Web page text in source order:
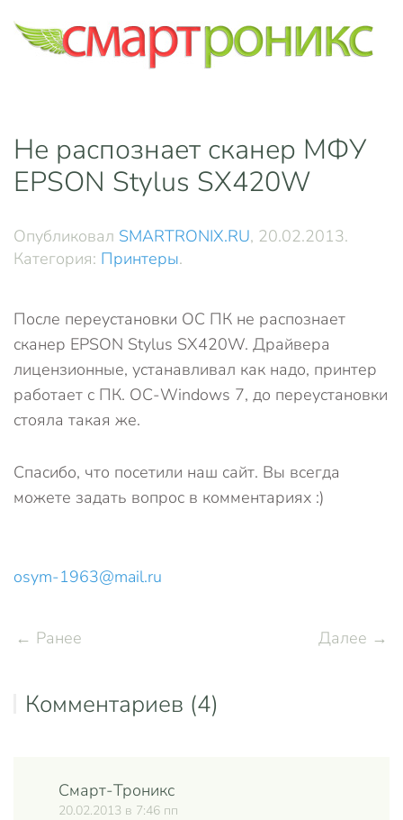
Skip to main content
Не распознает сканер МФУ
EPSON Stylus SX420W
Опубликовал SMARTRONIX.RU, 20.02.2013.
Категория: Принтеры.
После переустановки ОС ПК не распознает
сканер EPSON Stylus SX420W. Драйвера
лицензионные, устанавливал как надо, принтер
работает с ПК. ОС-Windows 7, до переустановки
стояла такая же.
Спасибо, что посетили наш сайт. Вы всегда
можете задать вопрос в комментариях :)
osym-1963@mail.ru
← Ранее Далее →
Комментариев (4)
Смарт-Троникс
20.02.2013 в 7:46 пп